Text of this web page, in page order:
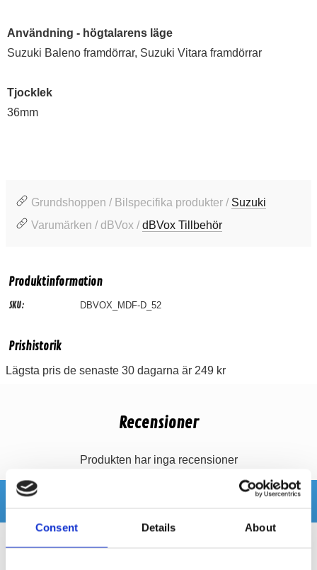
Consent Details About
Användning - högtalarens läge
Suzuki Baleno framdörrar, Suzuki Vitara framdörrar
Tjocklek
36mm
Grundshoppen / Bilspecifika produkter / Suzuki
Varumärken / dBVox /dBVox Tillbehör
Produktinformation
SKU: DBVOX_MDF-D_52
Prishistorik
Lägsta pris de senaste 30 dagarna är 249 kr
Recensioner
Produkten har inga recensioner
Relaterade produkter